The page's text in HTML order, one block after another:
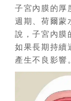
子宮內膜的厚
週期、荷爾蒙
說，子宮內膜
如果長期持續
產生不良影響